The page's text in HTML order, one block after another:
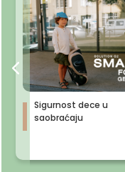
Sigurnost dece u
saobraćaju